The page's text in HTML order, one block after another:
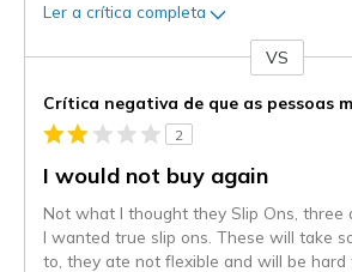
Ler a crítica completa
VS
Crítica negativa de que as pessoas
2
I would not buy again
Not what I thought they Slip Ons, three
I wanted true slip ons. These will take
to, they ate not flexible and will be hard